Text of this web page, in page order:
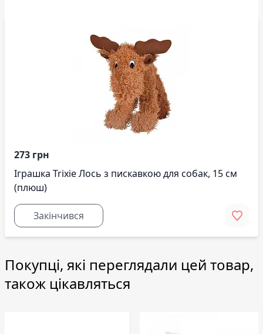
273 грн
Іграшка Trixie Лось з пискавкою для собак, 15 см
(плюш)
Закінчився
Покупці, які переглядали цей товар,
також цікавляться